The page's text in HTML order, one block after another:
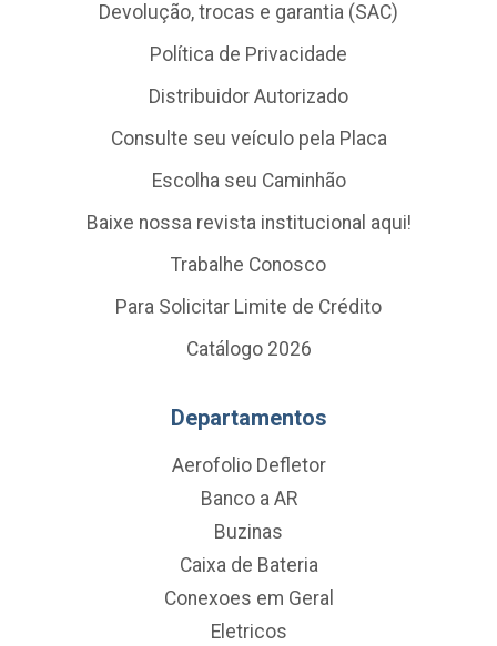
Devolução, trocas e garantia (SAC)
Política de Privacidade
Distribuidor Autorizado
Consulte seu veículo pela Placa
Escolha seu Caminhão
Baixe nossa revista institucional aqui!
Trabalhe Conosco
Para Solicitar Limite de Crédito
Catálogo 2026
Departamentos
Aerofolio Defletor
Banco a AR
Buzinas
Caixa de Bateria
Conexoes em Geral
Eletricos